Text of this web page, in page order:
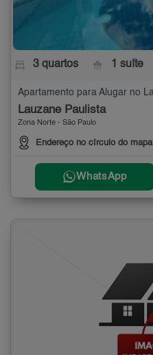
3 quartos 1 suíte
Lauzane Paulista
Zona Norte - São Paulo
Endereço no círculo do mapa
WhatsApp